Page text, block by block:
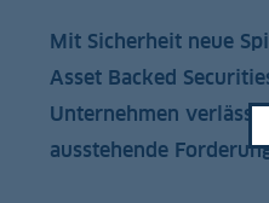
Mit Sicherheit neue
Asset Backed
Unternehmen
ausstehende